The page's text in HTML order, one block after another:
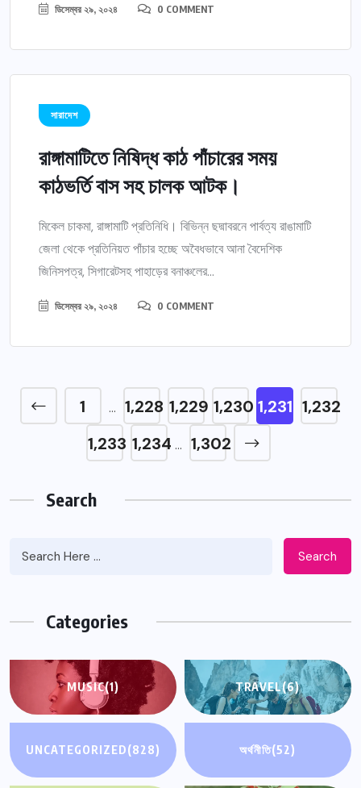
ডিসেম্বর ২৯, ২০২৪ 0 COMMENT
সারাদেশ
রাঙ্গামাটিতে নিষিদ্ধ কাঠ পাঁচারের সময়
কাঠভর্তি বাস সহ চালক আটক।
মিকেল চাকমা, রাঙ্গামাটি প্রতিনিধি। বিভিন্ন ছদ্মাবরনে পার্বত্য রাঙামাটি
জেলা থেকে প্রতিনিয়ত পাঁচার হচ্ছে অবৈধভাবে আনা বৈদেশিক
জিনিসপত্র, সিগারেটসহ পাহাড়ের বনাঞ্চলের...
ডিসেম্বর ২৯, ২০২৪ 0 COMMENT
1 … 1,228 1,229 1,230 1,231 1,232
1,233 1,234 … 1,302
Search
Search
Categories
MUSIC(1) TRAVEL(6)
UNCATEGORIZED(828) অর্থনীতি(52)